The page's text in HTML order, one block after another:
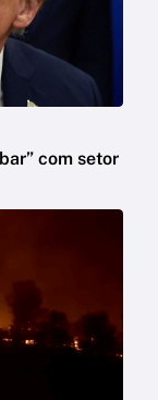
com setor